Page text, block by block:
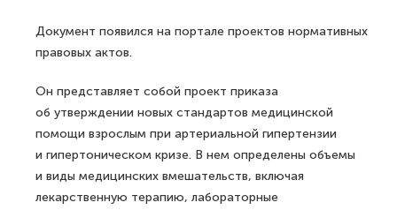
Документ появился на портале проектов нормативных
правовых актов.
Он представляет собой проект приказа
об утверждении новых стандартов медицинской
помощи взрослым при артериальной гипертензии
и гипертоническом кризе. В нем определены объемы
и виды медицинских вмешательств, включая
лекарственную терапию, лабораторные